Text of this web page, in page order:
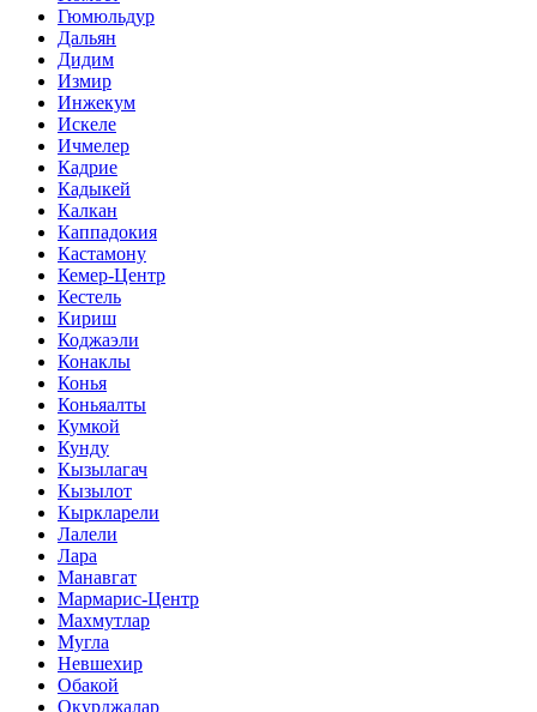
Гюмюльдур
Дальян
Дидим
Измир
Инжекум
Искеле
Ичмелер
Кадрие
Кадыкей
Калкан
Каппадокия
Кастамону
Кемер-Центр
Кестель
Кириш
Коджаэли
Конаклы
Конья
Коньяалты
Кумкой
Кунду
Кызылагач
Кызылот
Кыркларели
Лалели
Лара
Манавгат
Мармарис-Центр
Махмутлар
Мугла
Невшехир
Обакой
Окурджалар